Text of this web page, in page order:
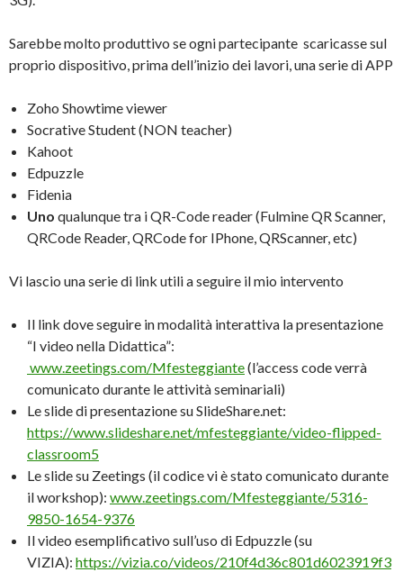
Sarebbe molto produttivo se ogni partecipante scaricasse sul
proprio dispositivo, prima dell’inizio dei lavori, una serie di APP
Zoho Showtime viewer
Socrative Student (NON teacher)
Kahoot
Edpuzzle
Fidenia
Uno qualunque tra i QR-Code reader (Fulmine QR Scanner,
QRCode Reader, QRCode for IPhone, QRScanner, etc)
Vi lascio una serie di link utili a seguire il mio intervento
Il link dove seguire in modalità interattiva la presentazione
“I video nella Didattica”:
www.zeetings.com/Mfesteggiante(l’access code verrà
comunicato durante le attività seminariali)
Le slide di presentazione su SlideShare.net:
https://www.slideshare.net/mfesteggiante/video-flipped-
classroom5
Le slide su Zeetings (il codice vi è stato comunicato durante
il workshop): www.zeetings.com/Mfesteggiante/5316-
9850-1654-9376
Il video esemplificativo sull’uso di Edpuzzle (su
VIZIA): https://vizia.co/videos/210f4d36c801d6023919f3